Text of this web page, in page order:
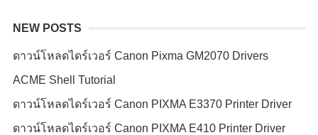
NEW POSTS
ดาวน์โหลดไดร์เวอร์ Canon Pixma GM2070 Drivers
ACME Shell Tutorial
ดาวน์โหลดไดร์เวอร์ Canon PIXMA E3370 Printer Driver
ดาวน์โหลดไดร์เวอร์ Canon PIXMA E410 Printer Driver